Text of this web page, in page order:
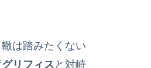
は踏みたくない
グリフィス と対峙